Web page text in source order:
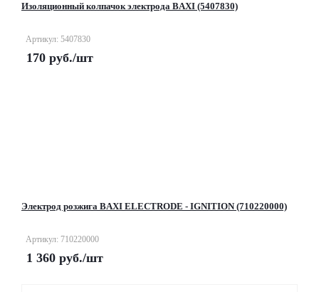
Изоляционный колпачок электрода BAXI (5407830)
Артикул: 5407830
170 руб./шт
Электрод розжига BAXI ELECTRODE - IGNITION (710220000)
Артикул: 710220000
1 360 руб./шт